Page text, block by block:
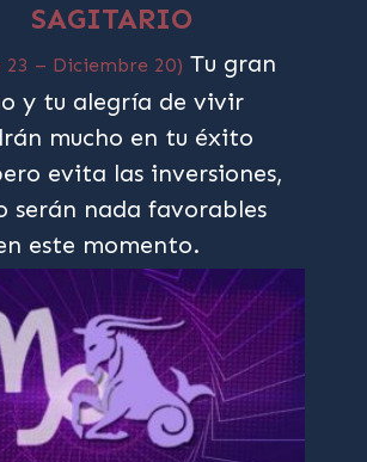
SAGITARIO
23 – Diciembre 20) Tu gran
y tu alegría de vivir
mucho en tu éxito
evita las inversiones,
serán nada favorables
este momento.